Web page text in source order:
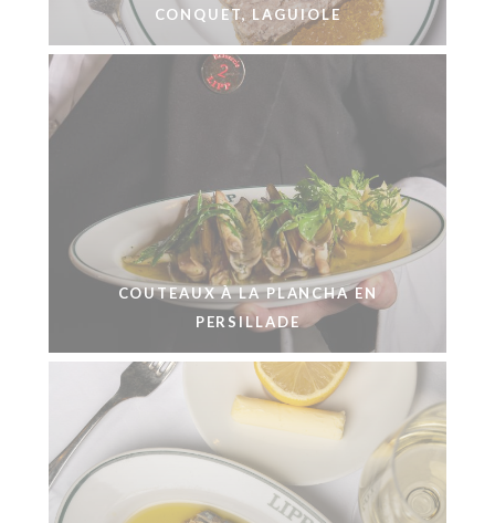
CONQUET, LAGUIOLE
COUTEAUX À LA PLANCHA EN
PERSILLADE